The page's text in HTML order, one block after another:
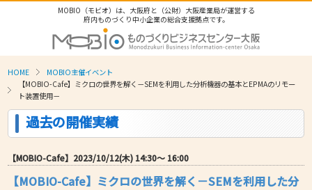
MOBIO（モビオ）は、大阪府と（公財）大阪産業局が運営する
府内ものづくり中小企業の総合支援拠点です。
HOME
MOBIO主催イベント
【MOBIO-Cafe】ミクロの世界を解く－SEMを利用した分析機器の基本とEPMAのリモー
ト装置使用－
過去の開催実績
【MOBIO-Cafe】2023/10/12(木) 14:30〜 16:00
【MOBIO-Cafe】ミクロの世界を解く－SEMを利用した分